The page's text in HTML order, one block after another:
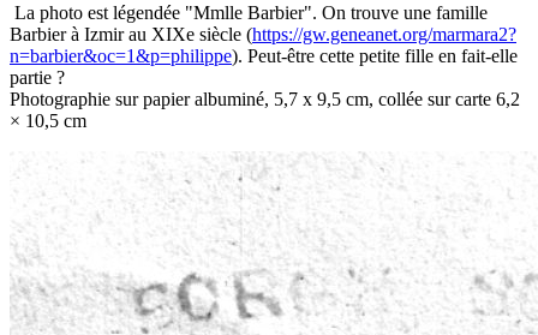
La photo est légendée "Mmlle Barbier". On trouve une famille
Barbier à Izmir au XIXe siècle (https://gw.geneanet.org/marmara2?
n=barbier&oc=1&p=philippe). Peut-être cette petite fille en fait-elle
partie ?
Photographie sur papier albuminé, 5,7 x 9,5 cm, collée sur carte 6,2
× 10,5 cm